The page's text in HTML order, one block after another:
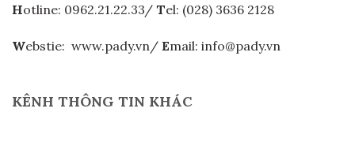
Hotline: 0962.21.22.33/ Tel: (028) 3636 2128
Webstie: www.pady.vn/ Email: info@pady.vn
KÊNH THÔNG TIN KHÁC